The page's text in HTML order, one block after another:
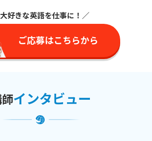
好きな英語を仕事に ！／
ご応募はこちらから
インタビュー